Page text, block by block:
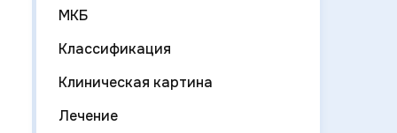
МКБ
Классификация
Клиническая картина
Лечение